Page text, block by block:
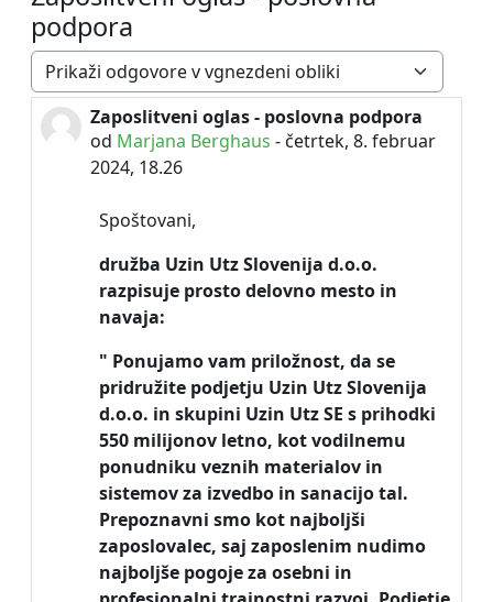
podpora
Način prikaza
Zaposlitveni oglas - poslovna podpora
od Marjana Berghaus - četrtek, 8. februar
2024, 18.26
Število odgovorov: 0
Spoštovani,
družba Uzin Utz Slovenija d.o.o.
razpisuje prosto delovno mesto in
navaja:
" Ponujamo vam priložnost, da se
pridružite podjetju Uzin Utz Slovenija
d.o.o. in skupini Uzin Utz SE s prihodki
550 milijonov letno, kot vodilnemu
ponudniku veznih materialov in
sistemov za izvedbo in sanacijo tal.
Prepoznavni smo kot najboljši
zaposlovalec, saj zaposlenim nudimo
najboljše pogoje za osebni in